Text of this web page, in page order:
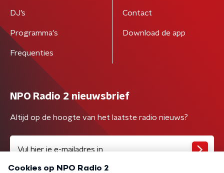
DJ’s
Programma's
Frequenties
Contact
Download de app
NPO Radio 2 nieuwsbrief
Altijd op de hoogte van het laatste radio nieuws?